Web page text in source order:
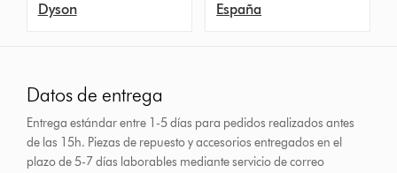
Dyson
España
Datos de entrega
Entrega estándar entre 1-5 días para pedidos realizados antes
de las 15h. Piezas de repuesto y accesorios entregados en el
plazo de 5-7 días laborables mediante servicio de correo